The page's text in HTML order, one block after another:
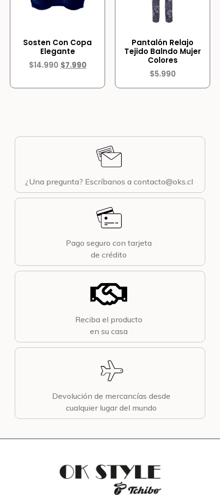
Sosten Con Copa
Elegante
$14.990 $7.990
Pantalón Relajo
Tejido Balndo Mujer
Colores
$5.990
¿Una pregunta? Escríbanos a contacto@oks.cl
Pago seguro con tarjeta
de crédito
Reciba el producto
en su casa
Devolución de mercancías desde
cualquier lugar del mundo